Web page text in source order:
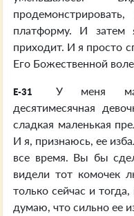
платформу. И затем
приходит. И я просто
Его Божественной
E-31
У меня
десятимесячная
сладкая маленькая
И я, признаюсь, ее
все время. Вы бы
видели тот комочек
только сейчас и
думаю, что сильно ее